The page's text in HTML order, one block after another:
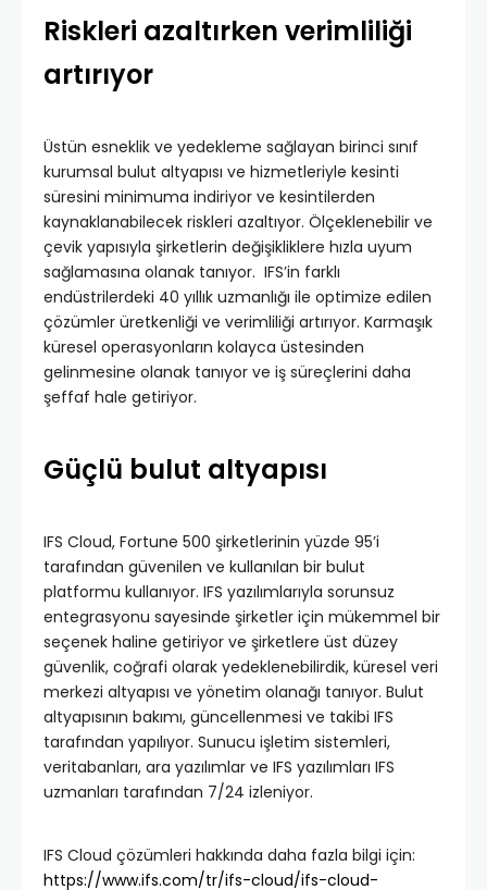
Riskleri azaltırken verimliliği
artırıyor
Üstün esneklik ve yedekleme sağlayan birinci sınıf
kurumsal bulut altyapısı ve hizmetleriyle kesinti
süresini minimuma indiriyor ve kesintilerden
kaynaklanabilecek riskleri azaltıyor. Ölçeklenebilir ve
çevik yapısıyla şirketlerin değişikliklere hızla uyum
sağlamasına olanak tanıyor. IFS’in farklı
endüstrilerdeki 40 yıllık uzmanlığı ile optimize edilen
çözümler üretkenliği ve verimliliği artırıyor. Karmaşık
küresel operasyonların kolayca üstesinden
gelinmesine olanak tanıyor ve iş süreçlerini daha
şeffaf hale getiriyor.
Güçlü bulut altyapısı
IFS Cloud, Fortune 500 şirketlerinin yüzde 95’i
tarafından güvenilen ve kullanılan bir bulut
platformu kullanıyor. IFS yazılımlarıyla sorunsuz
entegrasyonu sayesinde şirketler için mükemmel bir
seçenek haline getiriyor ve şirketlere üst düzey
güvenlik, coğrafi olarak yedeklenebilirdik, küresel veri
merkezi altyapısı ve yönetim olanağı tanıyor. Bulut
altyapısının bakımı, güncellenmesi ve takibi IFS
tarafından yapılıyor. Sunucu işletim sistemleri,
veritabanları, ara yazılımlar ve IFS yazılımları IFS
uzmanları tarafından 7/24 izleniyor.
IFS Cloud çözümleri hakkında daha fazla bilgi için:
https://www.ifs.com/tr/ifs-cloud/ifs-cloud-